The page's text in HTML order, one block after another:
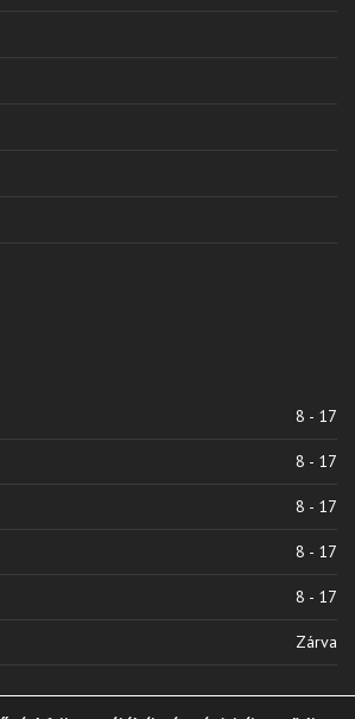
8 - 17
8 - 17
8 - 17
8 - 17
8 - 17
Zárva